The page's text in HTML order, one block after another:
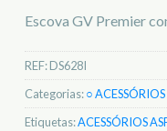
Escova GV Premier
REF:DS628I
Categorias:○
Etiquetas:ACESSÓRIOS